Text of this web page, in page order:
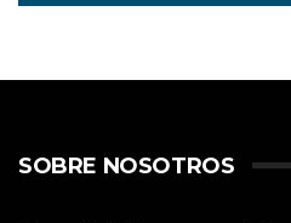
SOBRE NOSOTROS